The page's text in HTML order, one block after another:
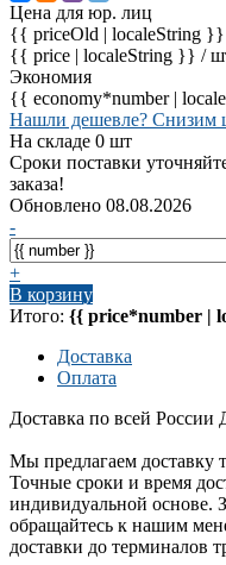
Цена для юр. лиц
{{ priceOld | localeString }}
{{ price | localeString }} /
Экономия
{{ economy*number |
Нашли дешевле? Снизим
На складе 0 шт
Сроки поставки
заказа!
Обновлено 08.08.2026
-
+
В корзину
Итого: {{ price*number |
Доставка
Оплата
Доставка по всей России
Мы предлагаем доставку
Точные сроки и время
индивидуальной основе.
обращайтесь к нашим
доставки до терминалов